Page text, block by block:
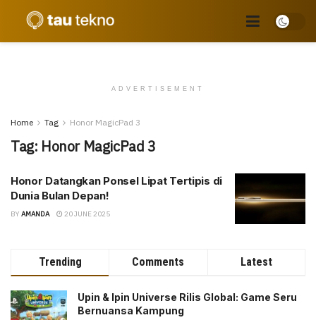
ADVERTISEMENT
Home Tag Honor MagicPad 3
Tag: Honor MagicPad 3
Honor Datangkan Ponsel Lipat Tertipis di
Dunia Bulan Depan!
BY AMANDA 20 JUNE 2025
Trending Comments Latest
Upin & Ipin Universe Rilis Global: Game Seru
Bernuansa Kampung